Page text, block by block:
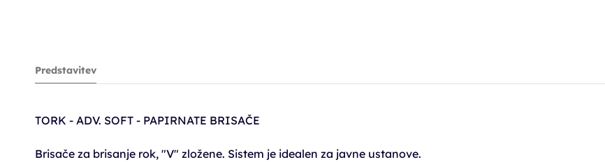
Predstavitev
TORK - ADV. SOFT - PAPIRNATE BRISAČE
Brisače za brisanje rok, "V" zložene. Sistem je idealen za javne ustanove.